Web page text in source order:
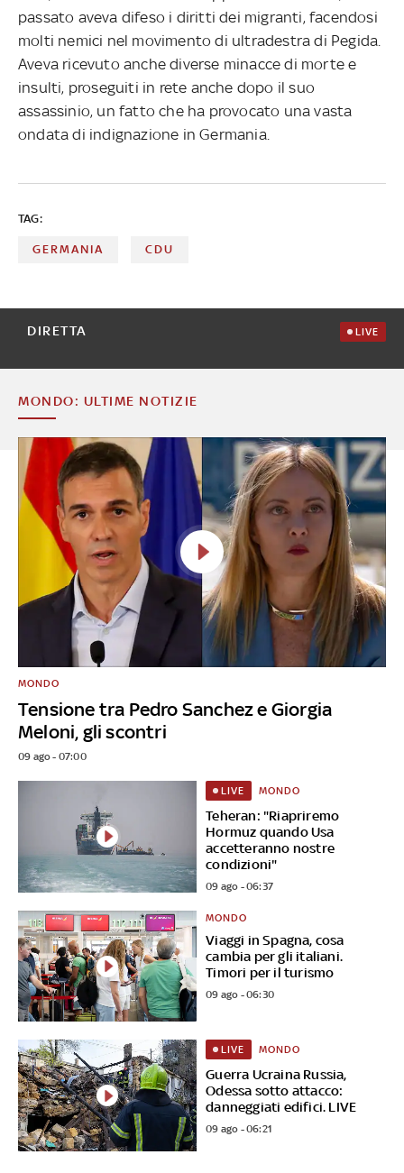
passato aveva difeso i diritti dei migranti, facendosi
molti nemici nel movimento di ultradestra di Pegida.
Aveva ricevuto anche diverse minacce di morte e
insulti, proseguiti in rete anche dopo il suo
assassinio, un fatto che ha provocato una vasta
ondata di indignazione in Germania.
TAG:
GERMANIA CDU
DIRETTA LIVE
MONDO: ULTIME NOTIZIE
Tensione tra Pedro Sanchez e Giorgia
Meloni, gli scontri
MONDO
09 ago - 07:00
Teheran: "Riapriremo
Hormuz quando Usa
accetteranno nostre
condizioni"
LIVE MONDO
09 ago - 06:37
Viaggi in Spagna, cosa
cambia per gli italiani.
Timori per il turismo
MONDO
09 ago - 06:30
Guerra Ucraina Russia,
Odessa sotto attacco:
danneggiati edifici. LIVE
LIVE MONDO
09 ago - 06:21